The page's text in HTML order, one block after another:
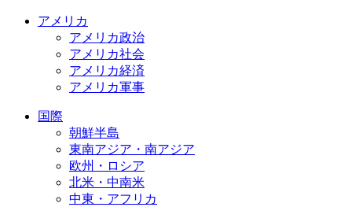
アメリカ
アメリカ政治
アメリカ社会
アメリカ経済
アメリカ軍事
国際
朝鮮半島
東南アジア・南アジア
欧州・ロシア
北米・中南米
中東・アフリカ